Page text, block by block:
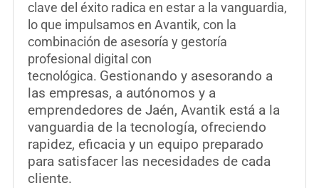
clave del éxito radica en estar a la vanguardia,
lo que impulsamos en Avantik, con la
combinación de asesoría y gestoría
profesional digital con
tecnológica. Gestionando y asesorando a
las empresas, a autónomos y a
emprendedores de Jaén, Avantik está a la
vanguardia de la tecnología, ofreciendo
rapidez, eficacia y un equipo preparado
para satisfacer las necesidades de cada
cliente.